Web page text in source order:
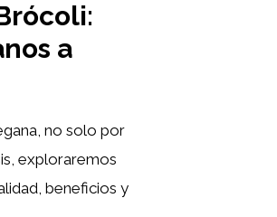
a
no solo por
exploraremos
beneficios y